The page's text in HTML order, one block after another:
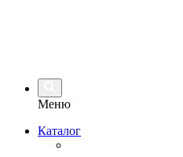
Меню
Каталог